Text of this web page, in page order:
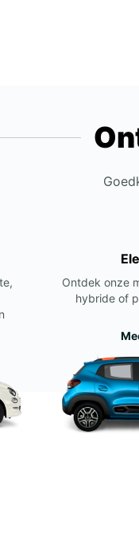
Ontdek onze
hybride of